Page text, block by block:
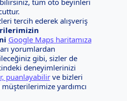
tercih ederek alışveriş
Google Maps haritamıza
yorumlardan
gibi, sizler de
deneyimlerinizi
puanlayabilirve bizleri
yardımcı